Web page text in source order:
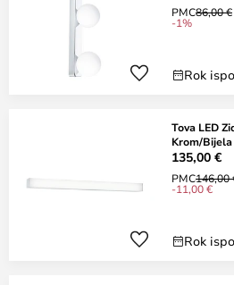
PMC86,00 €
-1%
Rok
Tova LED
Krom/
135,00 €
PMC146,00
-11,00 €
Rok